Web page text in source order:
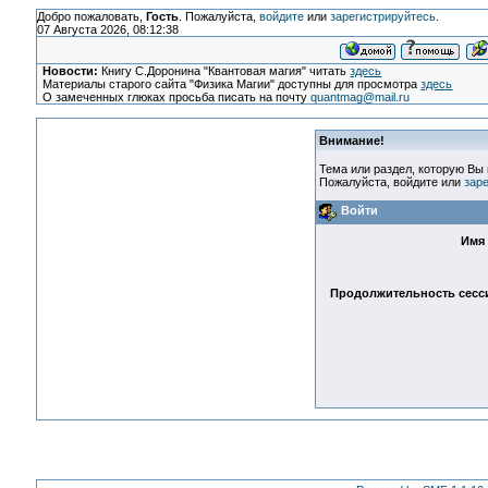
Добро пожаловать, Гость. Пожалуйста, войдитеили зарегистрируйтесь.
07 Августа 2026, 08:12:38
Новости: Книгу С.Доронина "Квантовая магия" читатьздесь
Материалы старого сайта "Физика Магии" доступны для просмотраздесь
О замеченных глюках просьба писать на почтуquantmag@mail.ru
Внимание!
Тема или раздел, которую Вы
Пожалуйста, войдите или
Войти
Имя
Продолжительность